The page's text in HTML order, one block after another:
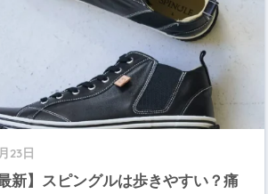
23日
最新】スピングルは歩きやすい？痛